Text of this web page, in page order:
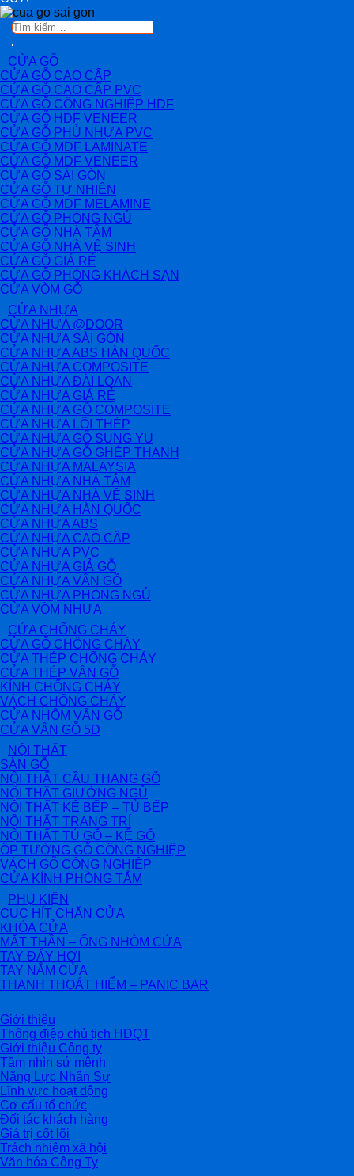
Tìm
CỬA GỖ
CỬA GỖ CAO CẤP
CỬA GỖ CAO CẤP PVC
CỬA GỖ CÔNG NGHIỆP HDF
CỬA GỖ HDF VENEER
CỬA GỖ PHỦ NHỰA PVC
CỬA GỖ MDF LAMINATE
CỬA GỖ MDF VENEER
CỬA GỖ SÀI GÒN
CỬA GỖ TỰ NHIÊN
CỬA GỖ MDF MELAMINE
CỬA GỖ PHÒNG NGỦ
CỬA GỖ NHÀ TẮM
CỬA GỖ NHÀ VỆ SINH
CỬA GỖ GIÁ RẺ
CỬA GỖ PHÒNG KHÁCH SẠN
CỬA VÒM GỖ
CỬA NHỰA
CỬA NHỰA @DOOR
CỬA NHỰA SÀI GÒN
CỬA NHỰA ABS HÀN QUỐC
CỬA NHỰA COMPOSITE
CỬA NHỰA ĐÀI LOAN
CỬA NHỰA GIÁ RẺ
CỬA NHỰA GỖ COMPOSITE
CỬA NHỰA LÕI THÉP
CỬA NHỰA GỖ SUNG YU
CỬA NHỰA GỖ GHÉP THANH
CỬA NHỰA MALAYSIA
CỬA NHỰA NHÀ TẮM
CỬA NHỰA NHÀ VỆ SINH
CỬA NHỰA HÀN QUỐC
CỬA NHỰA ABS
CỬA NHỰA CAO CẤP
CỬA NHỰA PVC
CỬA NHỰA GIẢ GỖ
CỬA NHỰA VÂN GỖ
CỬA NHỰA PHÒNG NGỦ
CỬA VÒM NHỰA
CỬA CHỐNG CHÁY
CỬA GỖ CHỐNG CHÁY
CỬA THÉP CHỐNG CHÁY
CỬA THÉP VÂN GỖ
KÍNH CHỐNG CHÁY
VÁCH CHỐNG CHÁY
CỬA NHÔM VÂN GỖ
CỬA VÂN GỖ 5D
NỘI THẤT
SÀN GỖ
NỘI THẤT CẦU THANG GỖ
NỘI THẤT GIƯỜNG NGỦ
NỘI THẤT KỆ BẾP – TỦ BẾP
NỘI THẤT TRANG TRÍ
NỘI THẤT TỦ GỖ – KỆ GỖ
ỐP TƯỜNG GỖ CÔNG NGHIỆP
VÁCH GỖ CÔNG NGHIỆP
CỬA KÍNH PHÒNG TẮM
PHỤ KIỆN
CỤC HÍT CHẶN CỬA
KHÓA CỬA
MẮT THẦN – ỐNG NHÒM CỬA
TAY ĐẨY HƠI
TAY NẮM CỬA
THANH THOÁT HIỂM – PANIC BAR
Giới thiệu
Thông điệp chủ tịch HĐQT
Giới thiệu Công ty
Tầm nhìn sứ mệnh
Năng Lực Nhân Sự
Lĩnh vực hoạt động
Cơ cấu tổ chức
Đối tác khách hàng
Giá trị cốt lõi
Trách nhiệm xã hội
Văn hóa Công Ty